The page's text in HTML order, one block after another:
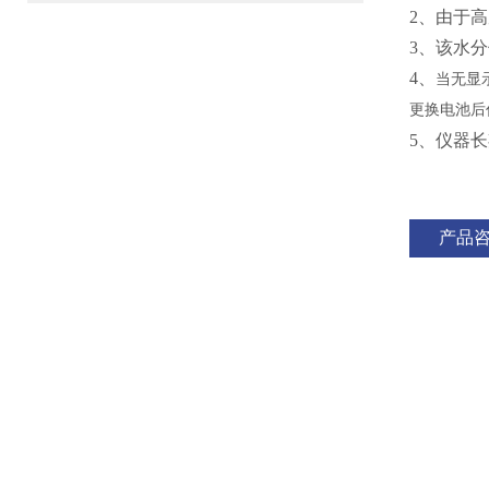
2、 由于
3、 该水
4、
当无显
更换电池
5、仪器
产品